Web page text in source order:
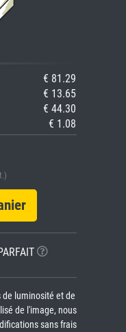
€ 81.29
€ 13.65
€ 44.30
€ 1.08
luminosité et de
de l'image, nous
sans frais